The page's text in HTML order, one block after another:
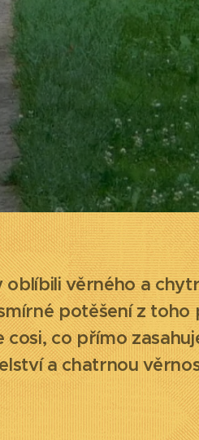
oblíbili věrného a
potěšení z toho
cosi, co přímo
a chatrnou